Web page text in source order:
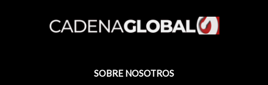
SOBRE NOSOTROS